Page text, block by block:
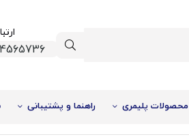
محصولات پلیمری راهنما و پشتیبانی